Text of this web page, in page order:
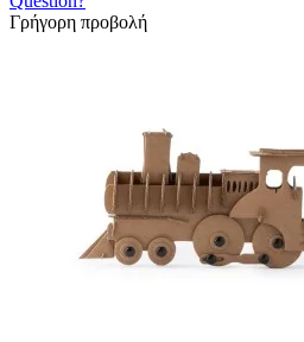
Γρήγορη προβολή